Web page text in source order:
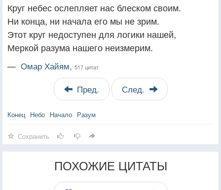
Круг небес ослепляет нас блеском своим.
Ни конца, ни начала его мы не зрим.
Этот круг недоступен для логики нашей,
Меркой разума нашего неизмерим.
— Омар Хайям, 517 цитат
Пред. След.
Конец Небо Начало Разум
Сохранить
ПОХОЖИЕ ЦИТАТЫ